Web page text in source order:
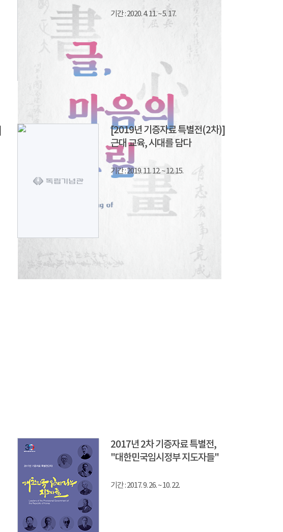
기간 : 2020. 4. 11. ~ 5. 17.
[2019년 기증자료 특별전(2차)]
근대 교육, 시대를 담다
기간 : 2019. 11. 12. ~ 12. 15.
2017년 2차 기증자료 특별전,
"대한민국임시정부 지도자들"
기간 : 2017. 9. 26. ~ 10. 22.